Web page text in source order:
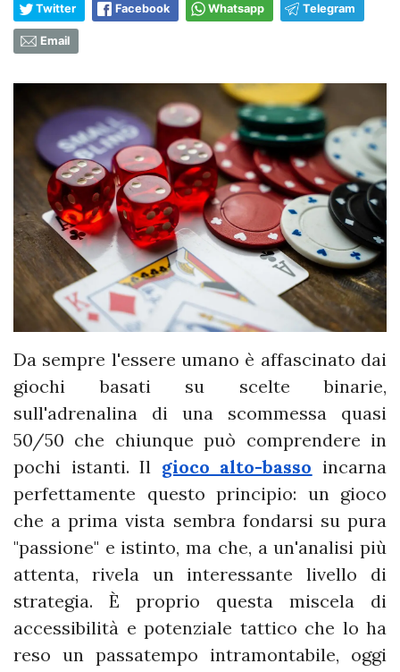
Twitter Facebook Whatsapp Telegram
Email
Da sempre l'essere umano è affascinato dai
giochi basati su scelte binarie,
sull'adrenalina di una scommessa quasi
50/50 che chiunque può comprendere in
pochi istanti. Il gioco alto-basso incarna
perfettamente questo principio: un gioco
che a prima vista sembra fondarsi su pura
"passione" e istinto, ma che, a un'analisi più
attenta, rivela un interessante livello di
strategia. È proprio questa miscela di
accessibilità e potenziale tattico che lo ha
reso un passatempo intramontabile, oggi